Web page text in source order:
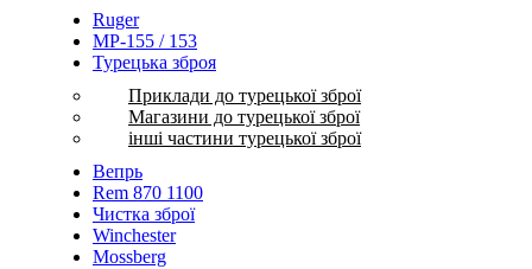
Ruger
МР-155 / 153
Турецька зброя
Приклади до турецької зброї
Магазини до турецької зброї
інші частини турецької зброї
Вепрь
Rem 870 1100
Чистка зброї
Winchester
Mossberg